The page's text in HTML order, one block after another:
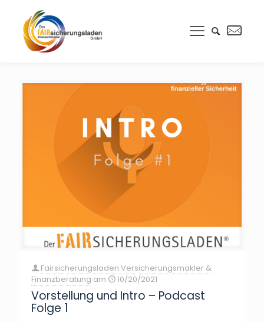
Fairsicherungsladen Versicherungsmakler &
Finanzberatung am 10/20/2021
Vorstellung und Intro – Podcast
Folge 1